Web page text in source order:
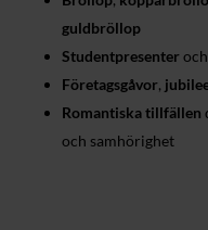
guldbröllop
Studentpresenteroch
Företagsgåvor,
Romantiska tillfällen
och samhörighet